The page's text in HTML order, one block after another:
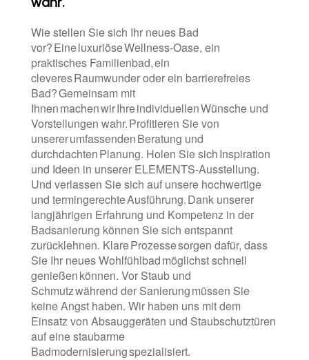
Wie stellen Sie sich Ihr neues Bad
vor? Eine luxuriöse Wellness-Oase, ein
praktisches Familienbad, ein
cleveres Raumwunder oder ein barrierefreies
Bad? Gemeinsam mit
Ihnen machen wir Ihre individuellen Wünsche und
Vorstellungen wahr. Profitieren Sie von
unserer umfassenden Beratung und
durchdachten Planung. Holen Sie sich Inspiration
und Ideen in unserer ELEMENTS-Ausstellung.
Und verlassen Sie sich auf unsere hochwertige
und termingerechte Ausführung. Dank unserer
langjährigen Erfahrung und Kompetenz in der
Badsanierung können Sie sich entspannt
zurücklehnen. Klare Prozesse sorgen dafür, dass
Sie Ihr neues Wohlfühlbad möglichst schnell
genießen können. Vor Staub und
Schmutz während der Sanierung müssen Sie
keine Angst haben. Wir haben uns mit dem
Einsatz von Absauggeräten und Staubschutztüren
auf eine staubarme
Badmodernisierung spezialisiert.